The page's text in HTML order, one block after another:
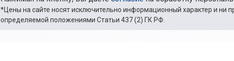
*Цены на сайте носят исключительно информационный характер и ни
определяемой положениями Статьи 437 (2) ГК РФ.